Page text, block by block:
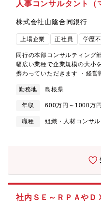
人事コンサルタント（
株式会社山陰合同銀行
上場企業 正社員 学歴
同行の本部コンサルティング
幅広い業種で企業規模の大小
携わっていただきます ・経営戦略、事業戦略、組織、人事戦略の
戦略立案、運営、実行支援 ・人事制度の設計（等級制度、評価制
度、報酬制度など） ・人事制度の運用、実行支援 ・キャリア開
発、研修プログラムの設計及び実行支援 ・各種
実施 【担当部署】法人営業
勤務地 島根県
年収 600万円～1000万円
職種
組織・人材コンサル
社内ＳＥ～ＲＰＡやＤ